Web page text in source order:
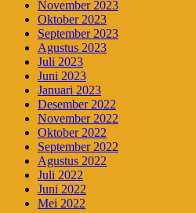
November 2023
Oktober 2023
September 2023
Agustus 2023
Juli 2023
Juni 2023
Januari 2023
Desember 2022
November 2022
Oktober 2022
September 2022
Agustus 2022
Juli 2022
Juni 2022
Mei 2022